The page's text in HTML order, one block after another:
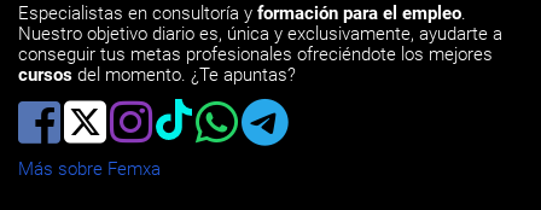
Especialistas en consultoría y formación para el empleo.
Nuestro objetivo diario es, única y exclusivamente, ayudarte a
conseguir tus metas profesionales ofreciéndote los mejores
cursos del momento. ¿Te apuntas?
Más sobre Femxa